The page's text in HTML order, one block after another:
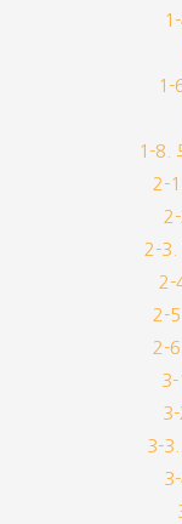
1-
1-8.
2-
2-3.
2-
2-
2-
3-
3-
3-